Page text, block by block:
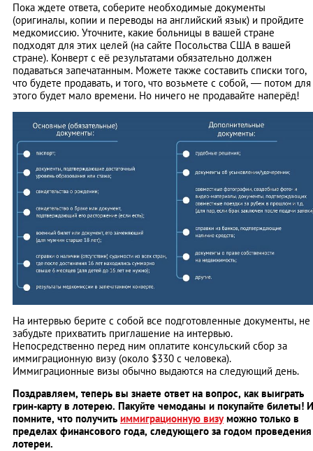
Пока ждете ответа, соберите необходимые документы
(оригиналы, копии и переводы на английский язык) и пройдите
медкомиссию. Уточните, какие больницы в вашей стране
подходят для этих целей (на сайте Посольства США в вашей
стране). Конверт с её результатами обязательно должен
подаваться запечатанным. Можете также составить списки того,
что будете продавать, и того, что возьмете с собой, — потом для
этого будет мало времени. Но ничего не продавайте наперёд!
На интервью берите с собой все подготовленные документы, не
забудьте прихватить приглашение на интервью.
Непосредственно перед ним оплатите консульский сбор за
иммиграционную визу (около $330 с человека).
Иммиграционные визы обычно выдаются на следующий день.
Поздравляем, теперь вы знаете ответ на вопрос, как выиграть
грин-карту в лотерею. Пакуйте чемоданы и покупайте билеты! И
помните, что получить иммиграционную визуможно только в
пределах финансового года, следующего за годом проведения
лотереи.